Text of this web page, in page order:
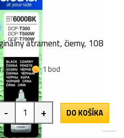
atrament, čierny, 108
1 bod
- + DO KOŠÍKA